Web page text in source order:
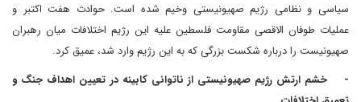
سیاسی و نظامی رژیم صهیونیستی وخیم شده است. حوادث هفت اکتبر و
عملیات طوفان الاقصی مقاومت فلسطین علیه این رژیم اختلافات میان رهبران
صهیونیست را درباره شکست بزرگی که به این رژیم وارد شد، عمیق کرد.
- خشم ارتش رژیم صهیونیستی از ناتوانی کابینه در تعیین اهداف جنگ و